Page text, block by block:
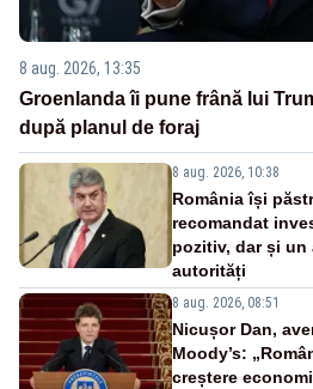
8 aug. 2026, 13:35
Groenlanda îi pune frână lui
după planul de foraj
8 aug. 2026, 10:38
România își
recomandat
pozitiv, dar și un
autorități
8 aug. 2026, 08:51
Nicușor Dan,
Moody’s:
creștere